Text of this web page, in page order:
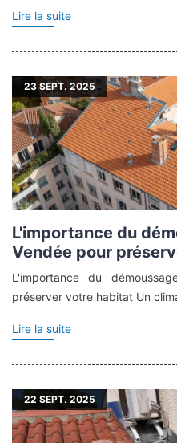
Lire la suite
23SEPT. 2025
L'importance du
Vendée pour
L'importance du
préserver votre habitat Un
Lire la suite
22 SEPT. 2025